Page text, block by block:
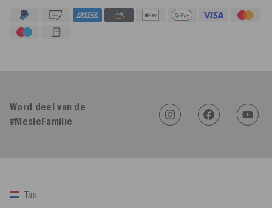
Word deel van de
#MesleFamilie
Taal
An****